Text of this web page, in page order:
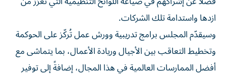
ازدها واستدامة تلك الشركات.
وسيقدّم المجلس برامج تدريبية وورش عمل تُركّز على الحوكمة
وتخطيط التعاقب بين الأجيال وريادة الأعمال، بما يتماشى مع
أفضل الممارسات العالمية في هذا المجال، إضافةً إلى توفير